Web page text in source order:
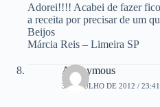
Adorei!!!! Acabei de fazer
a receita por precisar de um
Beijos
Márcia Reis – Limeira SP
Anonymous
3 DE JULHO DE 2012 / 23:41